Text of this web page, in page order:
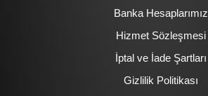
Banka Hesaplarımız
Hizmet Sözleşmesi
İptal ve İade Şartları
Gizlilik Politikası